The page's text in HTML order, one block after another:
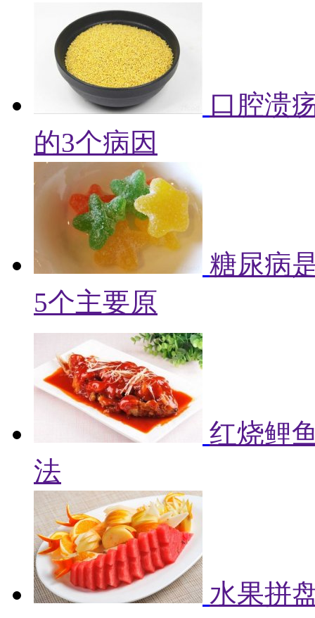
口腔溃
的3个病因
糖尿病
5个主要原
红烧鲤
法
水果拼